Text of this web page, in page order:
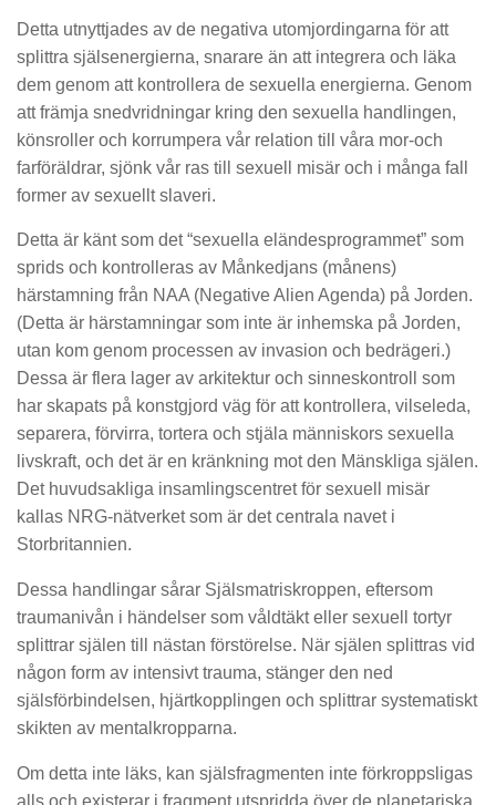
Detta utnyttjades av de negativa utomjordingarna för att
splittra själsenergierna, snarare än att integrera och läka
dem genom att kontrollera de sexuella energierna. Genom
att främja snedvridningar kring den sexuella handlingen,
könsroller och korrumpera vår relation till våra mor-och
farföräldrar, sjönk vår ras till sexuell misär och i många fall
former av sexuellt slaveri.
Detta är känt som det “sexuella eländesprogrammet” som
sprids och kontrolleras av Månkedjans (månens)
härstamning från NAA (Negative Alien Agenda) på Jorden.
(Detta är härstamningar som inte är inhemska på Jorden,
utan kom genom processen av invasion och bedrägeri.)
Dessa är flera lager av arkitektur och sinneskontroll som
har skapats på konstgjord väg för att kontrollera, vilseleda,
separera, förvirra, tortera och stjäla människors sexuella
livskraft, och det är en kränkning mot den Mänskliga själen.
Det huvudsakliga insamlingscentret för sexuell misär
kallas NRG-nätverket som är det centrala navet i
Storbritannien.
Dessa handlingar sårar Själsmatriskroppen, eftersom
traumanivån i händelser som våldtäkt eller sexuell tortyr
splittrar själen till nästan förstörelse. När själen splittras vid
någon form av intensivt trauma, stänger den ned
själsförbindelsen, hjärtkopplingen och splittrar systematiskt
skikten av mentalkropparna.
Om detta inte läks, kan själsfragmenten inte förkroppsligas